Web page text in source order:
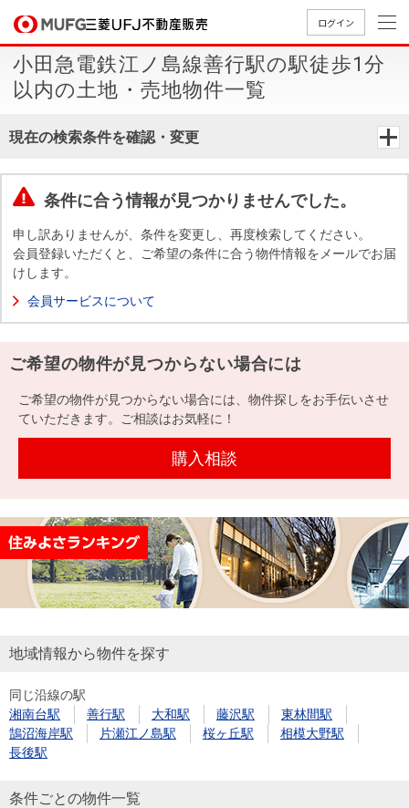
ログイン
買いたいTOP
中古
マン
ンを
探す
築・
一戸
建て
す
用
物
件
を
す
件を
探す
購入向け
サービス
住宅ロー
ンシミュ
住まい1プ
ラス（お
売りたいTOP
無
料
定
却
談
売却
金額
試算
売却向け
周辺相場
住まい1プ
住まいと
暮らしの
（電子ブ
売却ガイ
ド
店舗案内TOP
店舗のご
案内（首
案内（名
案内（関
会社情報TOP
ごあいさ
つ
要
Way
経営ビジ
ョン
組織図
役員一
沿革
本社地
図
（電子ブ
ック版）
採用情報TOP
新卒採用
情報
採用情報
買いたい
売りたい
店舗案内
会社情報
採用情報
提携企業にお勤めの方
閉じる
小田急電鉄江ノ島線善行駅の駅徒歩1分
以内の土地・売地物件一覧
現在の検索条件を確認・変更
条件に合う情報が見つかりませんでした。
申し訳ありませんが、条件を変更し、再度検索してください。
会員登録いただくと、ご希望の条件に合う物件情報をメールでお届
けします。
会員サービスについて
ご希望の物件が見つからない場合には
ご希望の物件が見つからない場合には、物件探しをお手伝いさせ
ていただきます。ご相談はお気軽に！
購入相談
地域情報から物件を探す
同じ沿線の駅
湘南台駅
善行駅 大和駅 藤沢駅
東林間駅
鵠沼海岸駅
片瀬江ノ島駅 桜ヶ丘駅
相模大野駅
長後駅
条件ごとの物件一覧